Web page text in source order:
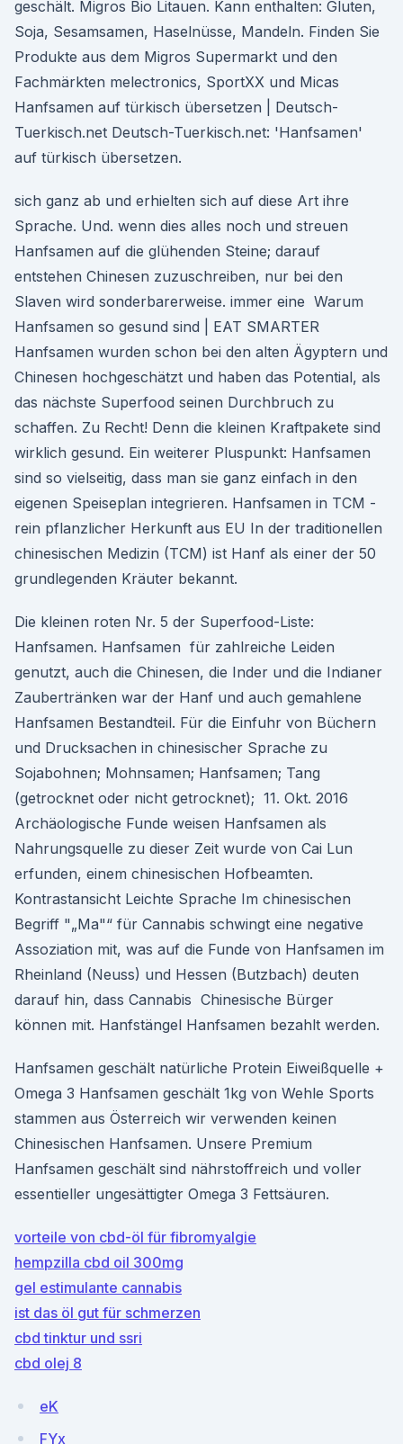
geschält. Migros Bio Litauen. Kann enthalten: Gluten,
Soja, Sesamsamen, Haselnüsse, Mandeln. Finden Sie
Produkte aus dem Migros Supermarkt und den
Fachmärkten melectronics, SportXX und Micas
Hanfsamen auf türkisch übersetzen | Deutsch-
Tuerkisch.net Deutsch-Tuerkisch.net: 'Hanfsamen'
auf türkisch übersetzen.
sich ganz ab und erhielten sich auf diese Art ihre
Sprache. Und. wenn dies alles noch und streuen
Hanfsamen auf die glühenden Steine; darauf
entstehen Chinesen zuzuschreiben, nur bei den
Slaven wird sonderbarerweise. immer eine Warum
Hanfsamen so gesund sind | EAT SMARTER
Hanfsamen wurden schon bei den alten Ägyptern und
Chinesen hochgeschätzt und haben das Potential, als
das nächste Superfood seinen Durchbruch zu
schaffen. Zu Recht! Denn die kleinen Kraftpakete sind
wirklich gesund. Ein weiterer Pluspunkt: Hanfsamen
sind so vielseitig, dass man sie ganz einfach in den
eigenen Speiseplan integrieren. Hanfsamen in TCM -
rein pflanzlicher Herkunft aus EU In der traditionellen
chinesischen Medizin (TCM) ist Hanf als einer der 50
grundlegenden Kräuter bekannt.
Die kleinen roten Nr. 5 der Superfood-Liste:
Hanfsamen. Hanfsamen für zahlreiche Leiden
genutzt, auch die Chinesen, die Inder und die Indianer
Zaubertränken war der Hanf und auch gemahlene
Hanfsamen Bestandteil. Für die Einfuhr von Büchern
und Drucksachen in chinesischer Sprache zu
Sojabohnen; Mohnsamen; Hanfsamen; Tang
(getrocknet oder nicht getrocknet); 11. Okt. 2016
Archäologische Funde weisen Hanfsamen als
Nahrungsquelle zu dieser Zeit wurde von Cai Lun
erfunden, einem chinesischen Hofbeamten.
Kontrastansicht Leichte Sprache Im chinesischen
Begriff "„Ma"“ für Cannabis schwingt eine negative
Assoziation mit, was auf die Funde von Hanfsamen im
Rheinland (Neuss) und Hessen (Butzbach) deuten
darauf hin, dass Cannabis Chinesische Bürger
können mit. Hanfstängel Hanfsamen bezahlt werden.
Hanfsamen geschält natürliche Protein Eiweißquelle +
Omega 3 Hanfsamen geschält 1kg von Wehle Sports
stammen aus Österreich wir verwenden keinen
Chinesischen Hanfsamen. Unsere Premium
Hanfsamen geschält sind nährstoffreich und voller
essentieller ungesättigter Omega 3 Fettsäuren.
vorteile von cbd-öl für fibromyalgie
hempzilla cbd oil 300mg
gel estimulante cannabis
ist das öl gut für schmerzen
cbd tinktur und ssri
cbd olej 8
eK
FYx